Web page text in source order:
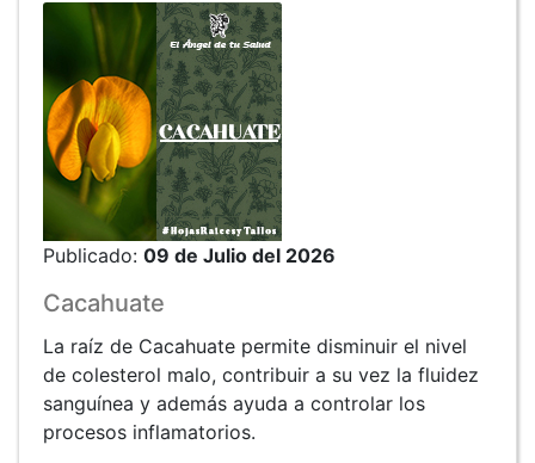
Publicado: 09 de Julio del 2026
Cacahuate
La raíz de Cacahuate permite disminuir el nivel
de colesterol malo, contribuir a su vez la fluidez
sanguínea y además ayuda a controlar los
procesos inflamatorios.